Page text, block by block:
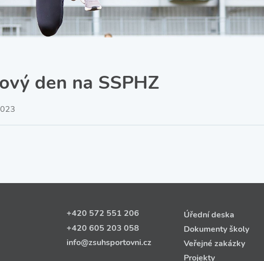
Školská rada
SRPŠ – Spolek rodičů a
Třída VII. A
Třída VIII. A
den na SSPHZ
+420 572 551 206
+420 605 203 058
info@zsuhsportovni.cz
Úřední deska
Dokumenty školy
Veřejné zakázky
Projekty